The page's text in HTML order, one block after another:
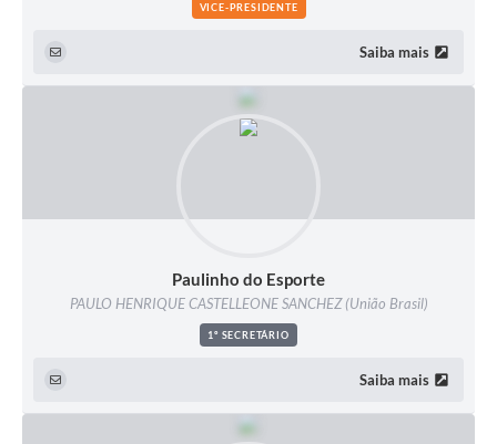
VICE-PRESIDENTE
Saiba mais
Paulinho do Esporte
PAULO HENRIQUE CASTELLEONE SANCHEZ (União Brasil)
1º SECRETÁRIO
Saiba mais